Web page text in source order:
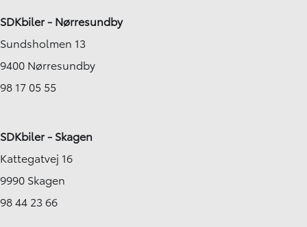
SDKbiler - Nørresundby
Sundsholmen 13
9400 Nørresundby
98 17 05 55
SDKbiler - Skagen
Kattegatvej 16
9990 Skagen
98 44 23 66